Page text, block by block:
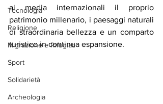
Tecnologia
Religione
Migrazione e Rifugiati
Sport
Solidarietà
Archeologia
ai media internazionali il proprio
patrimonio millenario, i paesaggi naturali
di straordinaria bellezza e un comparto
turistico in continua espansione.